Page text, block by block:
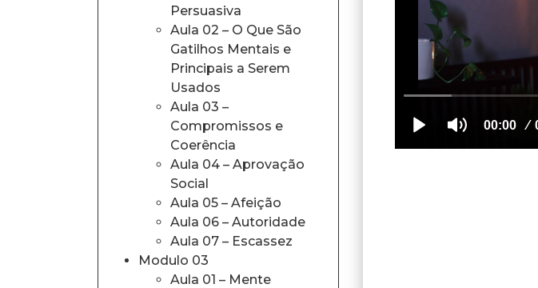
Persuasiva
Aula 02 – O Que São
Gatilhos Mentais e
Principais a Serem
Usados
Aula 03 –
Compromissos e
Coerência
Aula 04 – Aprovação
Social
Aula 05 – Afeição
Aula 06 – Autoridade
Aula 07 – Escassez
Modulo 03
Aula 01 – Mente